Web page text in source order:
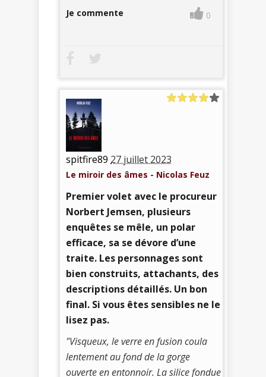
Je commente 0
spitfire89 27 juillet 2023
Le miroir des âmes - Nicolas Feuz
Premier volet avec le procureur
Norbert Jemsen, plusieurs
enquêtes se mêle, un polar
efficace, sa se dévore d’une
traite. Les personnages sont
bien construits, attachants, des
descriptions détaillés. Un bon
final. Si vous êtes sensibles ne le
lisez pas.
"Visqueux, le verre en fusion coula
lentement au fond de la gorge
ouverte en entonnoir. La silice fondue